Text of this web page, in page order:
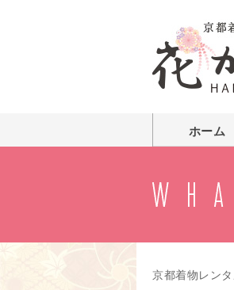
ホーム
京都着物レン